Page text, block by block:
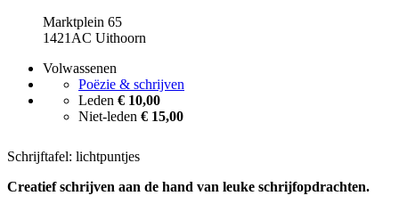
Marktplein 65
1421AC Uithoorn
Volwassenen
Poëzie & schrijven
Leden € 10,00
Niet-leden € 15,00
Schrijftafel: lichtpuntjes
Creatief schrijven aan de hand van leuke schrijfopdrachten.